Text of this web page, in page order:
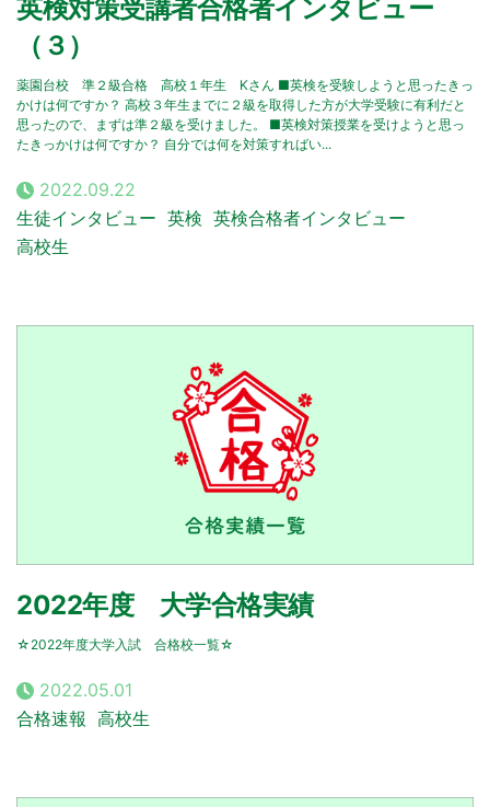
英検対策受講者合格者インタビュー
（３）
薬園台校 準２級合格 高校１年生 Kさん ■英検を受験しようと思ったきっ
かけは何ですか？ 高校３年生までに２級を取得した方が大学受験に有利だと
思ったので、まずは準２級を受けました。 ■英検対策授業を受けようと思っ
たきっかけは何ですか？ 自分では何を対策すればい...
2022.09.22
生徒インタビュー 英検 英検合格者インタビュー
高校生
2022年度 大学合格実績
☆2022年度大学入試 合格校一覧☆
2022.05.01
合格速報 高校生